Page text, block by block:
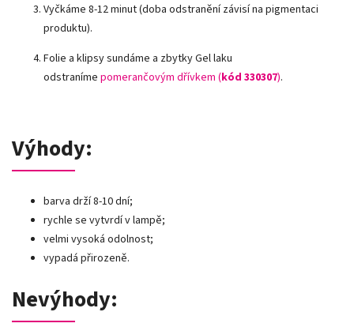
Vyčkáme 8-12 minut (doba odstranění závisí na pigmentaci
produktu).
Folie a klipsy sundáme a zbytky Gel laku
odstraníme pomerančovým dřívkem (kód 330307).
Výhody:
barva drží 8-10 dní;
rychle se vytvrdí v lampě;
velmi vysoká odolnost;
vypadá přirozeně.
Nevýhody: